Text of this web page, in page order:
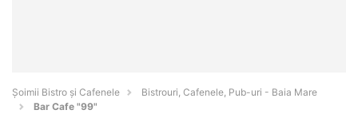
Șoimii Bistro și Cafenele
Bistrouri, Cafenele, Pub-uri - Baia Mare
Bar Cafe "99"